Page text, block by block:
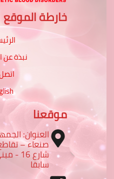
خارطة الموقع
نبذة عن
موقعنا
العنوان:
صنعاء –
شارع
سابقا